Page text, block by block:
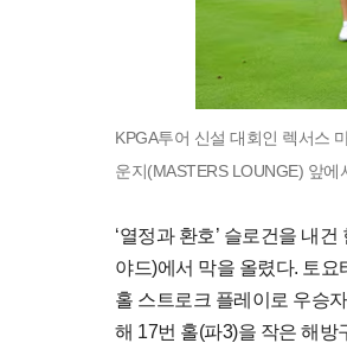
KPGA투어 신설 대회인 렉서스
운지(MASTERS LOUNGE) 앞
‘열정과 환호’ 슬로건을 내
야드)에서 막을 올렸다. 토
홀 스트로크 플레이로 우승
해 17번 홀(파3)을 작은 해방